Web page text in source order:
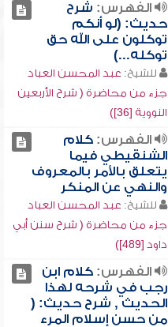
الفهرس: شرح
حديث: (لو أنكم
توكلون على الله حق
توكله...)
للشيخ: عبد المحسن العباد
جزء من محاضرة ( شرح الأربعين
النووية [36])
الفهرس:كلام
الشنقيطي فيما
يتعلق بالأمر بالمعروف
والنهي عن المنكر
للشيخ: عبد المحسن العباد
جزء من محاضرة ( شرح سنن أبي
داود [489])
الفهرس:كلام ابن
رجب في شرحه لهذا
الحديث , شرح حديث: (
من حسن إسلام المرء